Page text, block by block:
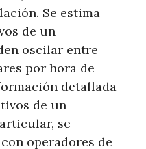
Se estima
de un
oscilar entre
por hora de
detallada
de un
se
operadores de